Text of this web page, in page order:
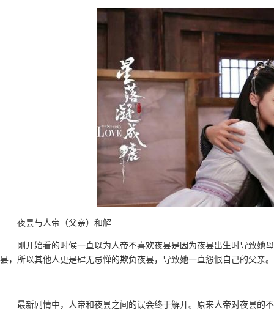
夜昙与人帝（父亲）和解
刚开始看的时候一直以为人帝不喜欢夜昙是因为夜昙出生时导致她
昙，所以其他人更是肆无忌惮的欺负夜昙，导致她一直怨恨自己的父亲。
最新剧情中，人帝和夜昙之间的误会终于解开。原来人帝对夜昙的